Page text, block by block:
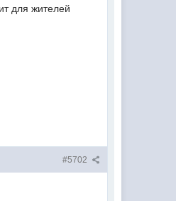
для жителей
#5702